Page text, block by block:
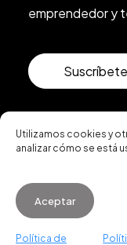
Utilizamos cookies y
analizar cómo se está
Aceptar
Política de
emprendedor y
Suscríbete
Condiciones de